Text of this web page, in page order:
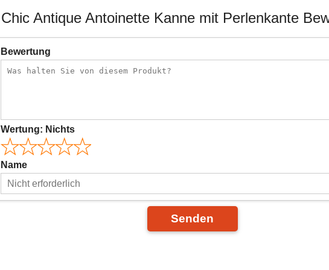
Chic Antique Antoinette Kanne mit Perlenkante
Bewertung
Wertung: Nichts
Name
Senden